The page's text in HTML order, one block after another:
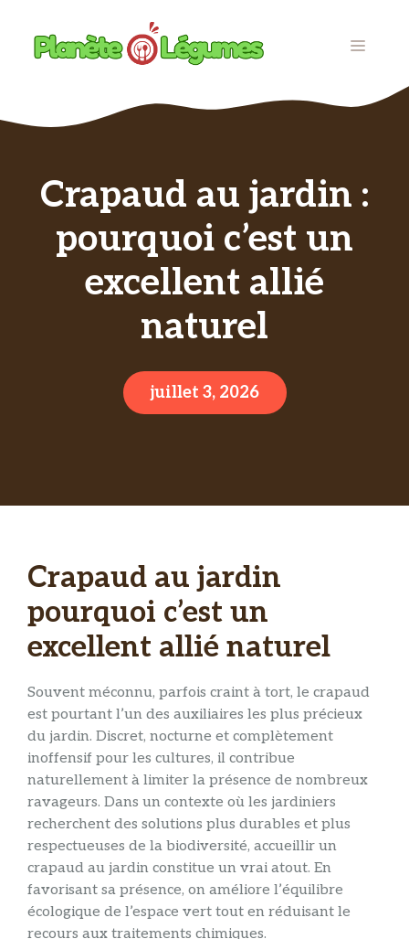
contenu
MENU
Crapaud au jardin :
pourquoi c’est un
excellent allié
naturel
juillet 3, 2026
Crapaud au jardin
pourquoi c’est un
excellent allié naturel
Souvent méconnu, parfois craint à tort, le crapaud
est pourtant l’un des auxiliaires les plus précieux
du jardin. Discret, nocturne et complètement
inoffensif pour les cultures, il contribue
naturellement à limiter la présence de nombreux
ravageurs. Dans un contexte où les jardiniers
recherchent des solutions plus durables et plus
respectueuses de la biodiversité, accueillir un
crapaud au jardin constitue un vrai atout. En
favorisant sa présence, on améliore l’équilibre
écologique de l’espace vert tout en réduisant le
recours aux traitements chimiques.